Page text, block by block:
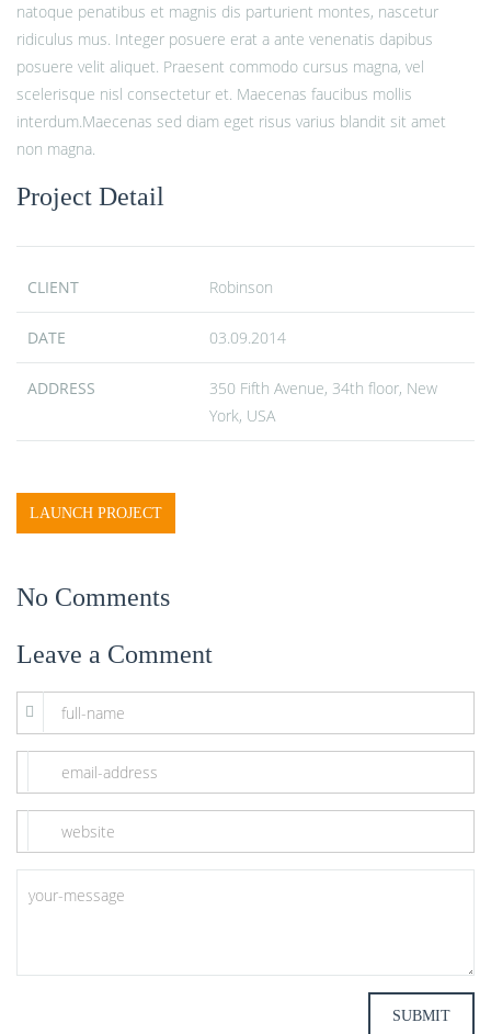
natoque penatibus et magnis dis parturient montes, nascetur
ridiculus mus. Integer posuere erat a ante venenatis dapibus
posuere velit aliquet. Praesent commodo cursus magna, vel
scelerisque nisl consectetur et. Maecenas faucibus mollis
interdum.Maecenas sed diam eget risus varius blandit sit amet
non magna.
Project Detail
CLIENT Robinson
DATE 03.09.2014
ADDRESS
350 Fifth Avenue, 34th floor, New
York, USA
LAUNCH PROJECT
No Comments
Leave a Comment